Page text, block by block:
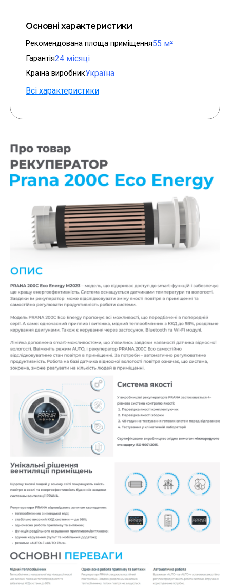
Основні характеристики
Рекомендована площа приміщення55 м²
Гарантія24 місяці
Країна виробникУкраїна
Всі характеристики